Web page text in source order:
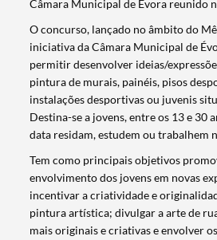
Câmara Municipal de Évora reunido
O concurso, lançado no âmbito do
iniciativa da Câmara Municipal de
permitir desenvolver ideias/
pintura de murais, painéis, pisos
instalações desportivas ou juvenis
Destina-se a jovens, entre os 13 e 30
data residam, estudem ou trabalhem
Tem como principais objetivos
envolvimento dos jovens em novas
incentivar a criatividade e
pintura artística; divulgar a arte de
mais originais e criativas e envolver